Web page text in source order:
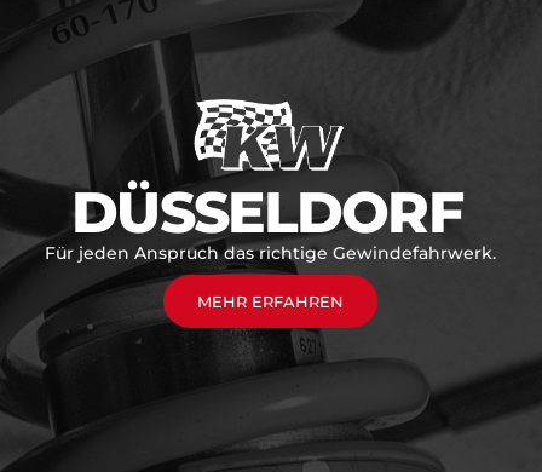
DÜSSELDORF
Für jeden Anspruch das richtige Gewindefahrwerk.
MEHR ERFAHREN